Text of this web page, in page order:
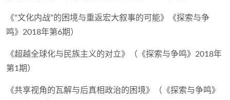
《“文化内战”的困境与重返宏大叙事的可能》《探索与争
鸣》2018年第6期）
《超越全球化与民族主义的对立》（《探索与争鸣》2018年
第1期）
《共享视角的瓦解与后真相政治的困境》（《探索与争鸣》